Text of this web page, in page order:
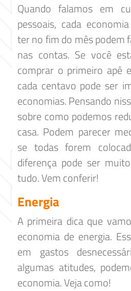
Quando falamos em
pessoais, cada
ter no fim do mês podem
nas contas. Se você
comprar o primeiro apê
cada centavo pode ser
economias. Pensando
sobre como podemos
casa. Podem parecer
se todas forem
diferença pode ser
tudo. Vem conferir!
Energia
A primeira dica que
economia de energia.
em gastos
algumas atitudes,
economia. Veja como!